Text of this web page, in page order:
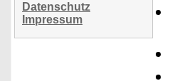
Datenschutz
Impressum